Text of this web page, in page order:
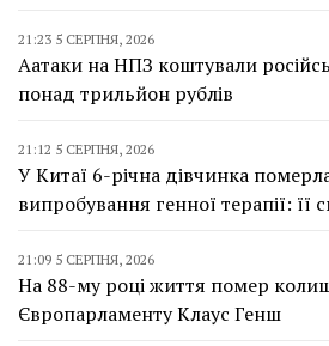
21:23 5 СЕРПНЯ, 2026
Аатаки на НПЗ коштували
понад трильйон рублів
21:12 5 СЕРПНЯ, 2026
У Китаї 6-річна дівчинка
випробування генної терапії: її
21:09 5 СЕРПНЯ, 2026
На 88-му році життя помер
Європарламенту Клаус Генш